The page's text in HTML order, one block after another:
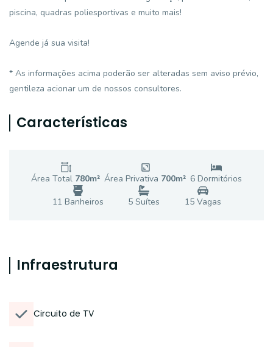
piscina, quadras poliesportivas e muito mais!
Agende já sua visita!
* As informações acima poderão ser alteradas sem aviso prévio,
gentileza acionar um de nossos consultores.
Características
Área Total 780m² Área Privativa 700m² 6 Dormitórios
11 Banheiros 5 Suítes 15Vagas
Infraestrutura
Circuito de TV